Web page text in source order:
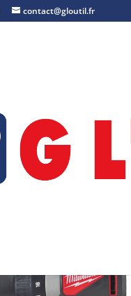
contact@gloutil.fr